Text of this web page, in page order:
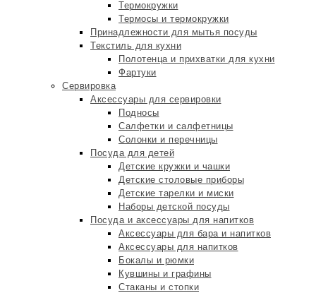
Термокружки
Термосы и термокружки
Принадлежности для мытья посуды
Текстиль для кухни
Полотенца и прихватки для кухни
Фартуки
Сервировка
Аксессуары для сервировки
Подносы
Салфетки и салфетницы
Солонки и перечницы
Посуда для детей
Детские кружки и чашки
Детские столовые приборы
Детские тарелки и миски
Наборы детской посуды
Посуда и аксессуары для напитков
Аксессуары для бара и напитков
Аксессуары для напитков
Бокалы и рюмки
Кувшины и графины
Стаканы и стопки